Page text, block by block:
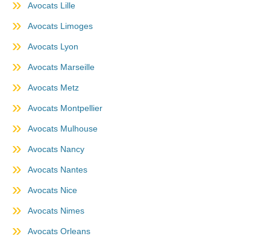
Avocats Lille
Avocats Limoges
Avocats Lyon
Avocats Marseille
Avocats Metz
Avocats Montpellier
Avocats Mulhouse
Avocats Nancy
Avocats Nantes
Avocats Nice
Avocats Nimes
Avocats Orleans